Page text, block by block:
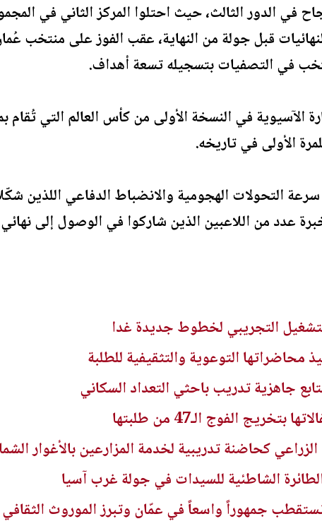
في الدور الثالث، حيث احتلوا المركز الثاني في
قبل جولة من النهاية، عقب الفوز على منتخب
في التصفيات بتسجيله تسعة أهداف.
الأولى في تاريخه.
التحولات الهجومية والانضباط الدفاعي اللذين
عدد من اللاعبين الذين شاركوا في الوصول إلى نهائي
التجريبي لخطوط جديدة غدا
محاضراتها التوعوية والتثقيفية للطلبة
جاهزية تدريب باحثي التعداد السكاني
الفوج الـ47 من طلبتها
كحاضنة تدريبية لخدمة المزارعين بالأغوار
الشاطئية للسيدات في جولة غرب آسيا
جمهوراً واسعاً في عمّان وتبرز الموروث الثقافي